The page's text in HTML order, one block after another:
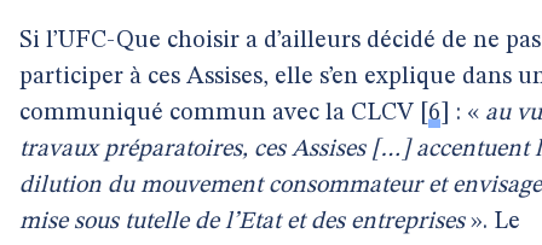
Si l’UFC-Que choisir a d’ailleurs décidé de ne pas
participer à ces Assises, elle s’en explique dans
communiqué commun avec la CLCV
6 : « au
travaux préparatoires, ces Assises […] accentuent
dilution du mouvement consommateur et
mise sous tutelle de l’Etat et des entreprises». Le